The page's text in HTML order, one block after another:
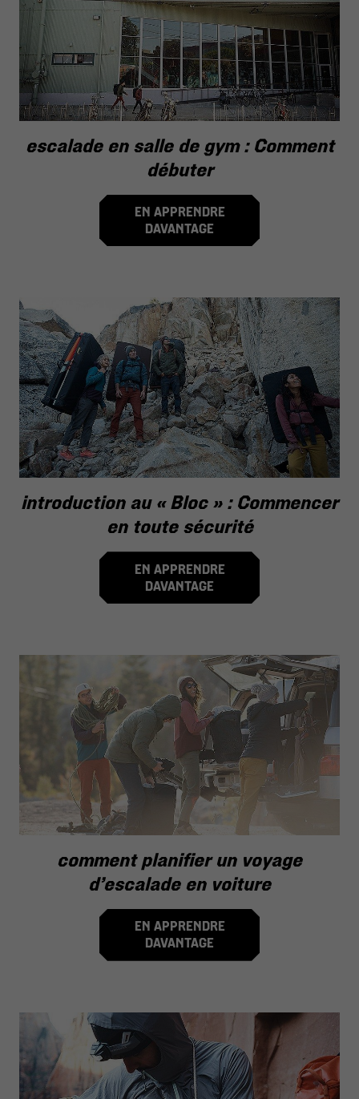
escalade en salle de gym : Comment
débuter
EN APPRENDRE
DAVANTAGE
introduction au « Bloc » : Commencer
en toute sécurité
EN APPRENDRE
DAVANTAGE
comment planifier un voyage
d’escalade en voiture
EN APPRENDRE
DAVANTAGE